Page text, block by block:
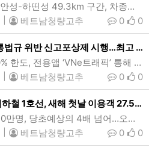
- 중부 응에안성-하띤성 49.3km 구간, 차종별 8.2만~31.2만동(3.2~12.3달러)- 2021년 착공, 작년 6월 전구간 개통…누적 통행량 350만여대베트남 남북고속도로 동부구간중 하나인 지엔쩌우-바이봇 고속도로는 45번 국도-응이선 구간, 응이선-지엔쩌우 구간 등과 함께 하노이 팝번고속도로부터 하띤성 득토현(Duc Tho)까지 300km에 달하는 국토 종단축을 형성하고 있다. (사진·그래픽=VnExpress/Duc Hung·Dang Hieu)[인사이드비나=다낭, 임용태 기자] 오는 5일부터 베트남 남북고속도로 …
베트남청량고추 0
0
베트남, 교통법규 위반 신고포상제 시행…최고 500만동(196달러)
- 과태료 10% 한도, 전용앱 ‘VNe트래픽’ 통해 제보…전문 파파라치 양산 가능성- 행정처벌 대폭 강화 시행 첫날 1.4만건 적발, 처분액 280억동(110만달러)베트남 교통분야 행정위반 사실조회 및 위반제보앱인 VNe트래픽. 베트남이 올해부터 교통법규 위반 신고자에게 과태료의 10%내, 최고 500만동(196달러)한도의 포상금을 지급한다. (캡쳐=VnExpress)[인사이드비나=하노이, 장연환 기자] 베트남이 올해부터 교통법규 위반 신고자에게 건당 최고 500만동(196달러)의 포상금을 지급한다.베트남 정부는 최근 이…
베트남청량고추 0
0
호치민시 지하철 1호선, 새해 첫날 이용객 27.5만여명…개통후 최대
- 11일간 140만명, 당초예상의 4배 넘어…오는 20일까지 무료운행- 벤탄-투득시 수오이띠엔, 19.7km 구간…편도 소요시간 약 30분호치민시 지하철 1호선 전동차가 플랫폼에 진입하는 모습(윗사진). 호치민시 1호선은 1군 중심부인 벤탄역부터 투득시 수오이띠엔버스터미널역까지 도심과 동부지역 연결성 강화를 목표로 한 호치민시 최초의 지하철로, 총 19.7km 구간에 지하역사 3개, 지상역사 11개 등 총 14개역이 들어섰다. (사진·그래픽=VnExpress/Quynh Tran·Khanh Hoang)[인사이드비나=호치민, 응웬 늇…
베트남청량고추 0
0